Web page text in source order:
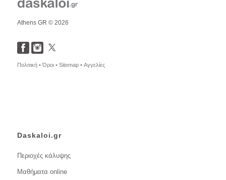
Athens GR © 2026
Πολιτική •Όροι • Sitemap • Αγγελίες
Daskaloi.gr
Περιοχές κάλυψης
Μαθήματα online